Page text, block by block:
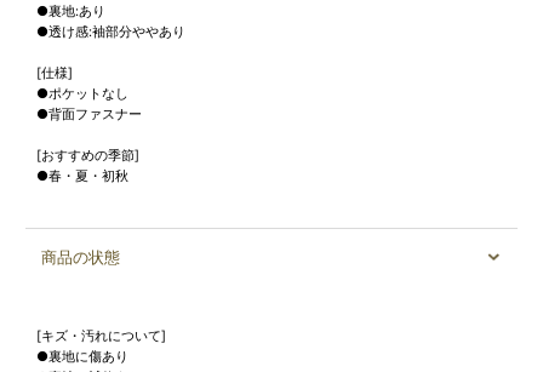
●裏地:あり
●透け感:袖部分ややあり
[仕様]
●ポケットなし
●背面ファスナー
[おすすめの季節]
●春・夏・初秋
商品の状態
[キズ・汚れについて]
●裏地に傷あり